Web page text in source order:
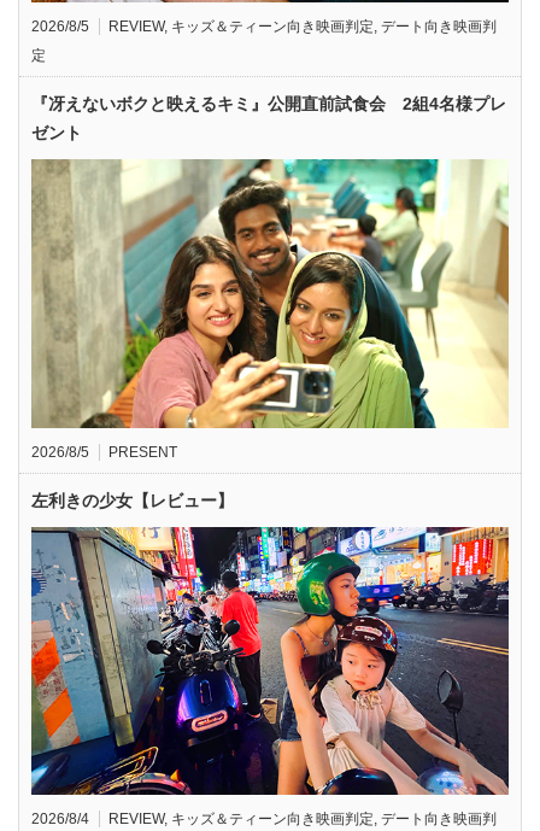
2026/8/5 REVIEW, キッズ＆ティーン向き映画判定, デート向き映画判
定
『冴えないボクと映えるキミ』公開直前試食会 2組4名様プレ
ゼント
2026/8/5 PRESENT
左利きの少女【レビュー】
2026/8/4 REVIEW, キッズ＆ティーン向き映画判定, デート向き映画判